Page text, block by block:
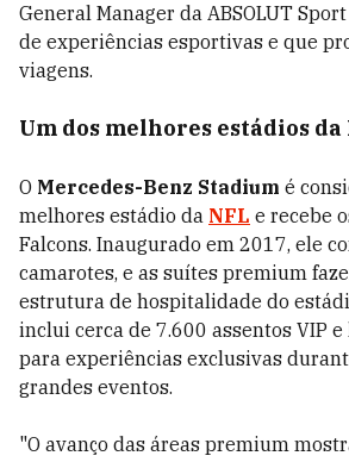
General Manager da ABSOLUT
de experiências esportivas e que
viagens.
Um dos melhores estádios da
O Mercedes-Benz Stadium é
melhores estádio da NFL e recebe
Falcons. Inaugurado em 2017, ele
camarotes, e as suítes premium
estrutura de hospitalidade do
inclui cerca de 7.600 assentos VIP
para experiências exclusivas
grandes eventos.
"O avanço das áreas premium